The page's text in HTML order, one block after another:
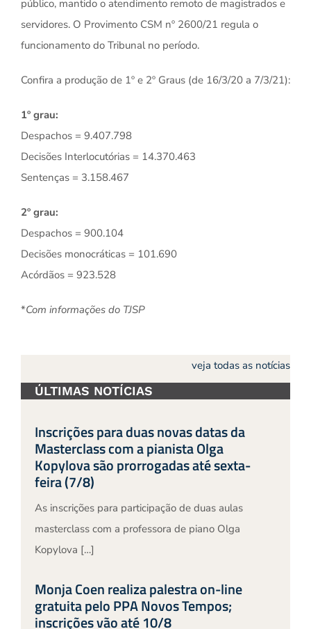
público, mantido o atendimento remoto de magistrados e
servidores. O Provimento CSM nº 2600/21 regula o
funcionamento do Tribunal no período.
Confira a produção de 1º e 2º Graus (de 16/3/20 a 7/3/21):
1º grau:
Despachos = 9.407.798
Decisões Interlocutórias = 14.370.463
Sentenças = 3.158.467
2º grau:
Despachos = 900.104
Decisões monocráticas = 101.690
Acórdãos = 923.528
*Com informações do TJSP
veja todas as notícias
ÚLTIMAS NOTÍCIAS
Inscrições para duas novas datas da
Masterclass com a pianista Olga
Kopylova são prorrogadas até sexta-
feira (7/8)
As inscrições para participação de duas aulas
masterclass com a professora de piano Olga
Kopylova […]
Monja Coen realiza palestra on-line
gratuita pelo PPA Novos Tempos;
inscrições vão até 10/8